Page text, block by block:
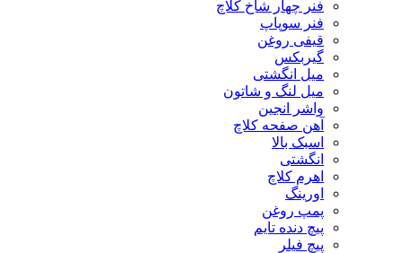
فنر چهار شاخ کلاچ
فنر سوپاپ
قیفی روغن
گیربکس
میل انگشتی
میل لنگ و شاتون
واشر انجین
آهن صفحه کلاچ
اسبک بالا
انگشتی
اهرم کلاچ
اورینگ
پمپ روغن
پیچ دنده تایم
پیچ فیلر